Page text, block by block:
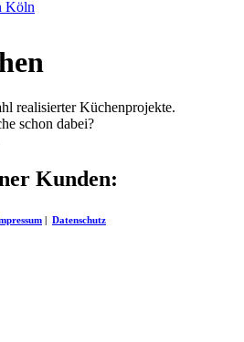
realisierter Küchenprojekte.
schon dabei?
Kunden:
| Datenschutz